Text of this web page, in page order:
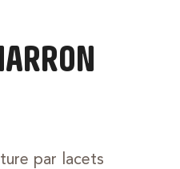
par lacets